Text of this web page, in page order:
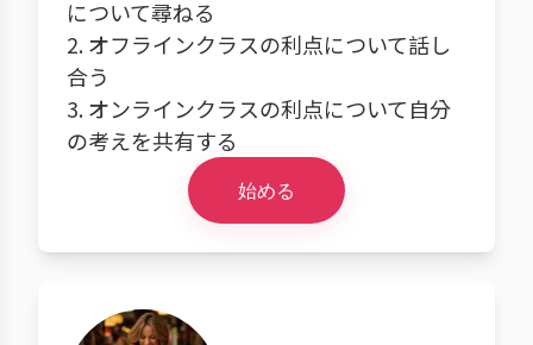
について尋ねる
2. オフラインクラスの利点について話し
合う
3. オンラインクラスの利点について自分
の考えを共有する
始める